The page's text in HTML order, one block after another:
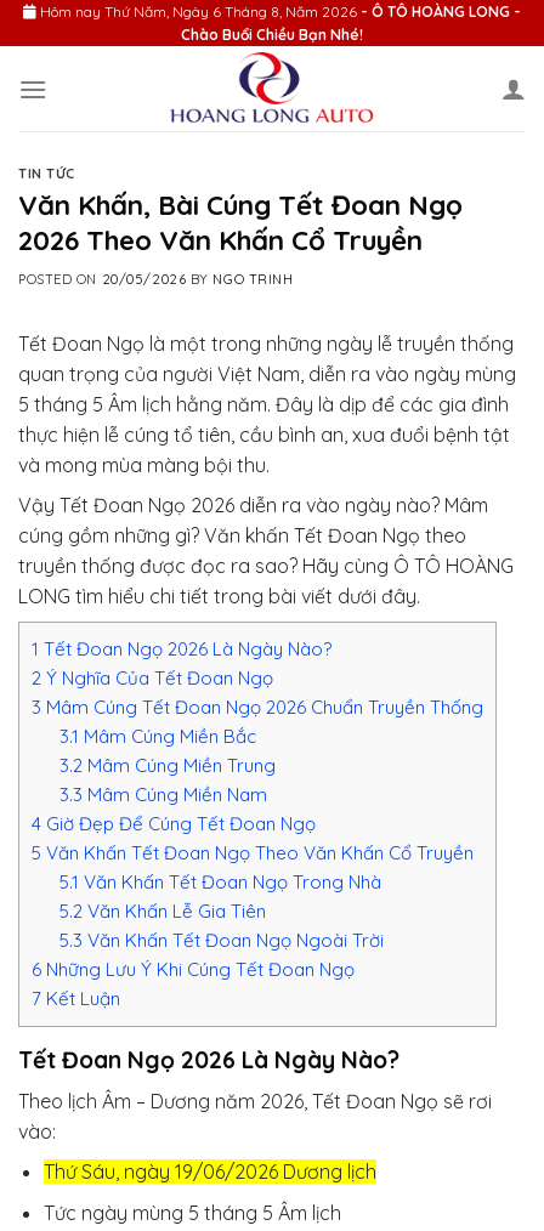
Skip
to
Hôm nay Thứ Năm, Ngày 6 Tháng 8, Năm 2026 - Ô TÔ HOÀNG LONG -
Chào Buổi Chiều Bạn Nhé!
TIN TỨC
Văn Khấn, Bài Cúng Tết Đoan Ngọ
2026 Theo Văn Khấn Cổ Truyền
POSTED ON 20/05/2026 BY NGO TRINH
Tết Đoan Ngọ là một trong những ngày lễ truyền thống
quan trọng của người Việt Nam, diễn ra vào ngày mùng
5 tháng 5 Âm lịch hằng năm. Đây là dịp để các gia đình
thực hiện lễ cúng tổ tiên, cầu bình an, xua đuổi bệnh tật
và mong mùa màng bội thu.
Vậy Tết Đoan Ngọ 2026 diễn ra vào ngày nào? Mâm
cúng gồm những gì? Văn khấn Tết Đoan Ngọ theo
truyền thống được đọc ra sao? Hãy cùng Ô TÔ HOÀNG
LONG tìm hiểu chi tiết trong bài viết dưới đây.
1 Tết Đoan Ngọ 2026 Là Ngày Nào?
2 Ý Nghĩa Của Tết Đoan Ngọ
3 Mâm Cúng Tết Đoan Ngọ 2026 Chuẩn Truyền Thống
3.1 Mâm Cúng Miền Bắc
3.2 Mâm Cúng Miền Trung
3.3 Mâm Cúng Miền Nam
4 Giờ Đẹp Để Cúng Tết Đoan Ngọ
5 Văn Khấn Tết Đoan Ngọ Theo Văn Khấn Cổ Truyền
5.1 Văn Khấn Tết Đoan Ngọ Trong Nhà
5.2 Văn Khấn Lễ Gia Tiên
5.3 Văn Khấn Tết Đoan Ngọ Ngoài Trời
6 Những Lưu Ý Khi Cúng Tết Đoan Ngọ
7 Kết Luận
Tết Đoan Ngọ 2026 Là Ngày Nào?
Theo lịch Âm – Dương năm 2026, Tết Đoan Ngọ sẽ rơi
vào:
Thứ Sáu, ngày 19/06/2026 Dương lịch
Tức ngày mùng 5 tháng 5 Âm lịch